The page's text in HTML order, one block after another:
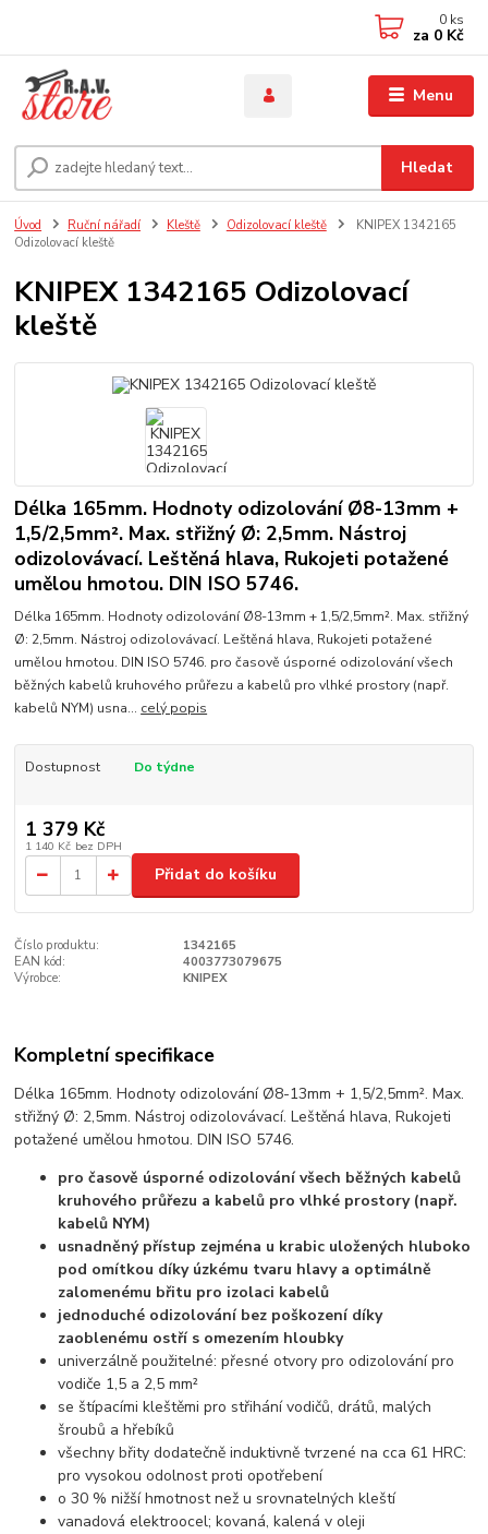
Menu
Hledat
0 ks
za 0 Kč
Úvod Ruční nářadí Kleště Odizolovací kleště
KNIPEX 1342165
Odizolovací kleště
KNIPEX 1342165 Odizolovací
kleště
Délka 165mm. Hodnoty odizolování Ø8-13mm +
1,5/2,5mm². Max. střižný Ø: 2,5mm. Nástroj
odizolovávací. Leštěná hlava, Rukojeti potažené
umělou hmotou. DIN ISO 5746.
Délka 165mm. Hodnoty odizolování Ø8-13mm + 1,5/2,5mm². Max. střižný
Ø: 2,5mm. Nástroj odizolovávací. Leštěná hlava, Rukojeti potažené
umělou hmotou. DIN ISO 5746. pro časově úsporné odizolování všech
běžných kabelů kruhového průřezu a kabelů pro vlhké prostory (např.
kabelů NYM) usna... celý popis
Dostupnost Do týdne
1 379 Kč
1 140 Kč bez DPH
Přidat do košíku
Číslo produktu:
1342165
EAN kód:
4003773079675
Výrobce:
KNIPEX
Kompletní specifikace
Délka 165mm. Hodnoty odizolování Ø8-13mm + 1,5/2,5mm². Max.
střižný Ø: 2,5mm. Nástroj odizolovávací. Leštěná hlava, Rukojeti
potažené umělou hmotou. DIN ISO 5746.
pro časově úsporné odizolování všech běžných kabelů
kruhového průřezu a kabelů pro vlhké prostory (např.
kabelů NYM)
usnadněný přístup zejména u krabic uložených hluboko
pod omítkou díky úzkému tvaru hlavy a optimálně
zalomenému břitu pro izolaci kabelů
jednoduché odizolování bez poškození díky
zaoblenému ostří s omezením hloubky
univerzálně použitelné: přesné otvory pro odizolování pro
vodiče 1,5 a 2,5 mm²
se štípacími kleštěmi pro střihání vodičů, drátů, malých
šroubů a hřebíků
všechny břity dodatečně induktivně tvrzené na cca 61 HRC:
pro vysokou odolnost proti opotřebení
o 30 % nižší hmotnost než u srovnatelných kleští
vanadová elektroocel; kovaná, kalená v oleji